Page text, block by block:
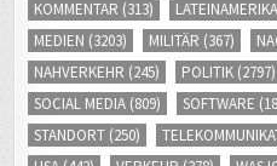
KOMMENTAR (313) LATEINAMERIKA
MEDIEN (3203) MILITÄR (367)
NAHVERKEHR (245) POLITIK (2797)
SOCIAL MEDIA (809) SOFTWARE
STANDORT (250)